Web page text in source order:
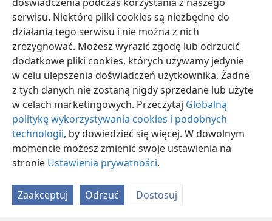
serwisu. Niektóre pliki cookies są niezbędne do
działania tego serwisu i nie można z nich
zrezygnować. Możesz wyrazić zgodę lub odrzucić
dodatkowe pliki cookies, których używamy jedynie
w celu ulepszenia doświadczeń użytkownika. Żadne
z tych danych nie zostaną nigdy sprzedane lub użyte
w celach marketingowych. Przeczytaj Globalną
politykę wykorzystywania cookies i podobnych
technologii, by dowiedzieć się więcej. W dowolnym
momencie możesz zmienić swoje ustawienia na
stronie Ustawienia prywatności.
Zaakceptuj Odrzuć Dostosuj